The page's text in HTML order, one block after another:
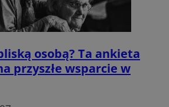
osobą? Ta ankieta
przyszłe wsparcie w